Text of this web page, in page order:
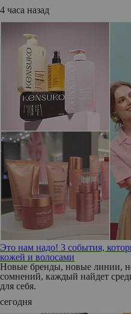
4 часа назад
Это нам надо! 3 события,
кожей и волосами
Новые бренды, новые линии,
сомнений, каждый найдет
для себя.
сегодня